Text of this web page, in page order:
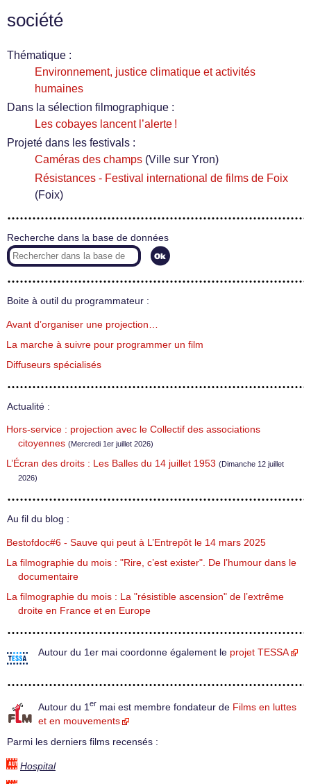
société
Thématique :
Environnement, justice climatique et activités
humaines
Dans la sélection filmographique :
Les cobayes lancent l’alerte !
Projeté dans les festivals :
Caméras des champs (Ville sur Yron)
Résistances - Festival international de films de Foix
(Foix)
Recherche dans la base de données
Boite à outil du programmateur :
Avant d’organiser une projection…
La marche à suivre pour programmer un film
Diffuseurs spécialisés
Actualité :
Hors-service : projection avec le Collectif des associations
citoyennes (Mercredi 1er juillet 2026)
L’Écran des droits : Les Balles du 14 juillet 1953 (Dimanche 12 juillet
2026)
Au fil du blog :
Bestofdoc#6 - Sauve qui peut à L’Entrepôt le 14 mars 2025
La filmographie du mois : "Rire, c’est exister". De l’humour dans le
documentaire
La filmographie du mois : La "résistible ascension" de l’extrême
droite en France et en Europe
Autour du 1er mai coordonne également le projet TESSA
Autour du 1 er mai est membre fondateur de Films en luttes
et en mouvements
Parmi les derniers films recensés :
Hospital